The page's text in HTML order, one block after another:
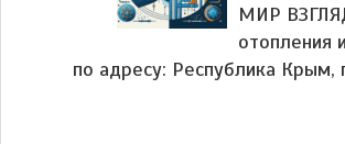
МИР
отопления
по адресу: Республика Крым,